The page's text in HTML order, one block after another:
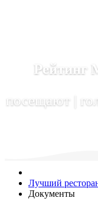
Рейтинг
посещают |
Лучший
Документы